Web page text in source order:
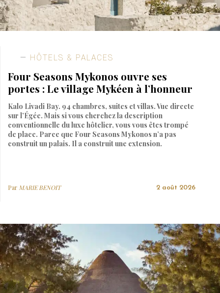
HÔTELS & PALACES
Four Seasons Mykonos ouvre ses
portes : Le village Mykéen à l’honneur
Kalo Livadi Bay. 94 chambres, suites et villas. Vue directe
sur l’Égée. Mais si vous cherchez la description
conventionnelle du luxe hôtelier, vous vous êtes trompé
de place. Parce que Four Seasons Mykonos n’a pas
construit un palais. Il a construit une extension.
Par MARIE BENOIT 2 août 2026